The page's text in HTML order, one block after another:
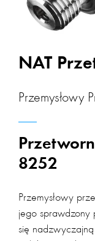
NAT
Przemysłowy
8252
Przemysłowy
jego sprawdzony
się